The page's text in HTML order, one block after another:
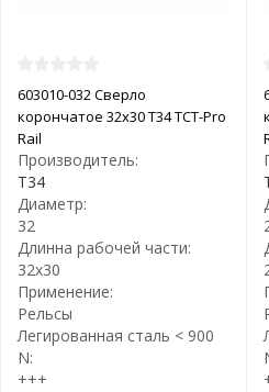
603010-032 Сверло
корончатое 32х30 T34 TCT-Pro
Rail
Производитель:
T34
Диаметр:
32
Длинна рабочей части:
32х30
Применение:
Рельсы
Легированная сталь < 900
N:
+++